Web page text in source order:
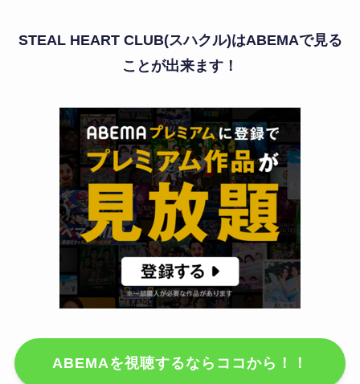
STEAL HEART CLUB(スハクル)はABEMAで見る
ことが出来ます！
ABEMAを視聴するならココから！！